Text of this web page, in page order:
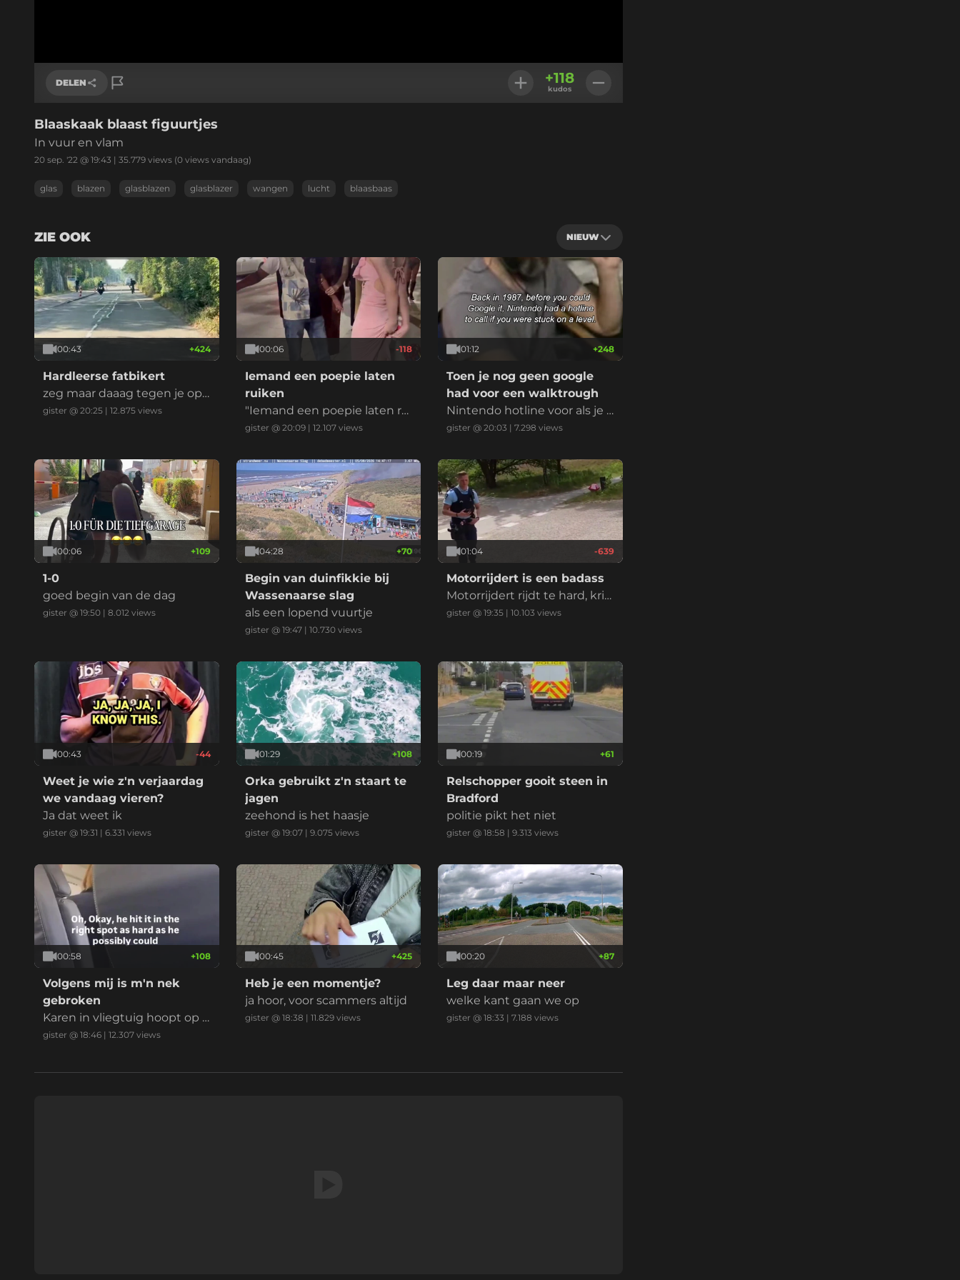
DELEN
Link kopiëren
+118
kudos
Blaaskaak blaast figuurtjes
In vuur en vlam
20 sep. '22 @ 19:43 | 35.779 views (0 views vandaag)
glas blazen glasblazen glasblazer wangen lucht blaasbaas
ZIE OOK NIEUW
00:43 +424
Hardleerse fatbikert
zeg maar daaag tegen je opg
evoerde kinderbrommer
gister @ 20:25 | 12.875 views
00:06 -118
Iemand een poepie laten
ruiken
"Iemand een poepie laten rui
ken" is een bekende Nederla
ent dat je iemand wilt verbaz
en, imponeren of laten zien d
at je ergens heel goed in ben
t, vaak in een wedstrijd of mo
eilijke situatie
gister @ 20:09| 12.107views
01:12 +248
Toen je nog geen google
had voor een walktrough
Nintendo hotline voor als je k
wam vast te zitten in een lev
gister @ 20:03 |7.298 views
00:06 +109
1-0
goed begin van de dag
gister @ 19:50 | 8.012 views
04:28 +70
Begin van duinfikkie bij
Wassenaarse slag
als een lopend vuurtje
gister @ 19:47| 10.730views
01:04 -639
Motorrijdert is een badass
Motorrijdert rijdt te hard, krij
gt een bekeuring en voelt zi
ideo is versneld en ingekort.
gister @ 19:35 |10.103 views
00:43 -44
Weet je wie z'n verjaardag
we vandaag vieren?
Ja dat weet ik
gister @ 19:31 | 6.331 views
01:29 +108
Orka gebruikt z'n staart te
jagen
zeehond is het haasje
gister @ 19:07| 9.075views
00:19 +61
Relschopper gooit steen in
Bradford
politie pikt het niet
gister @ 18:58 |9.313 views
00:58 +108
Volgens mij is m'n nek
gebroken
Karen in vliegtuig hoopt op e
en payday
gister @ 18:46 | 12.307 views
00:45 +425
Heb je een momentje?
ja hoor, voor scammers altijd
gister @ 18:38 | 11.829views
00:20 +87
Leg daar maar neer
welke kant gaan we op
gister @ 18:33 |7.188 views